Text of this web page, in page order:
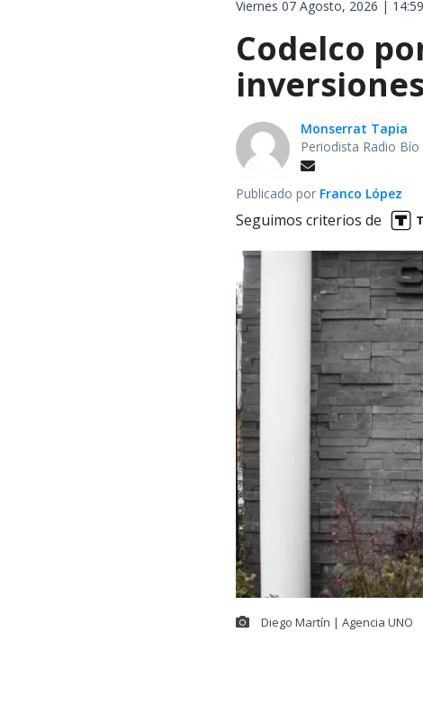
Viernes 07 Agosto, 2026 | 14:59
Codelco
Monserrat Tapia
Periodista Radio
Publicado por Franco López
Seguimos criterios de
Diego Martín | Agencia UNO